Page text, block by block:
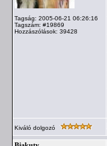
Tagság: 2005-06-21 06:26:16
Tagszám: #19869
Hozzászólások: 39428
Kiváló dolgozó